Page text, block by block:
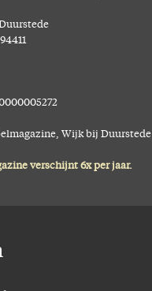
Wijk bij Duurstede
verschijnt 6x per jaar.